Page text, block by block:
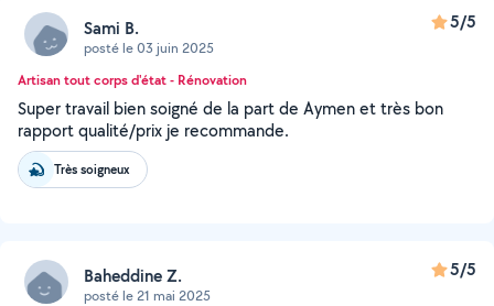
Sami B.
posté le 03 juin 2025
5/5
Artisan tout corps d'état - Rénovation
Super travail bien soigné de la part de Aymen et très bon
rapport qualité/prix je recommande.
Très soigneux
Baheddine Z.
posté le 21 mai 2025
5/5